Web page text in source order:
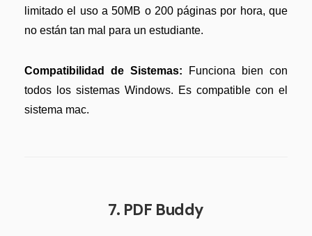
limitado el uso a 50MB o 200 páginas por hora, que
no están tan mal para un estudiante.
Compatibilidad de Sistemas: Funciona bien con
todos los sistemas Windows. Es compatible con el
sistema mac.
7. PDF Buddy